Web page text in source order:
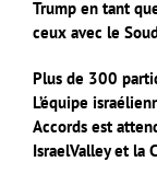
Trump en tant
ceux avec le
Plus de 300
L’équipe
Accords est
IsraelValley et la